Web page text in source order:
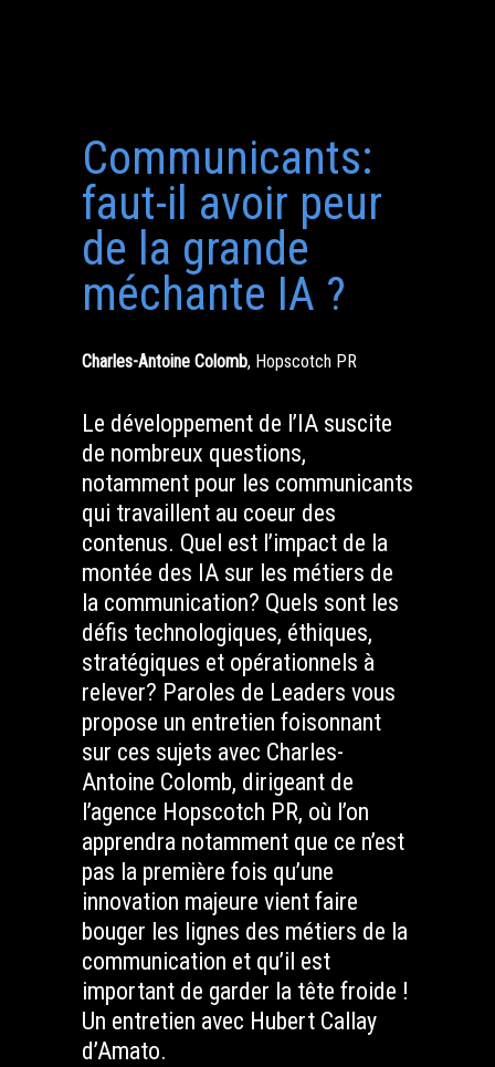
Communicants:
faut-il avoir peur
de la grande
méchante IA ?
Charles-Antoine Colomb, Hopscotch PR
Le développement de l’IA suscite
de nombreux questions,
notamment pour les communicants
qui travaillent au coeur des
contenus. Quel est l’impact de la
montée des IA sur les métiers de
la communication? Quels sont les
défis technologiques, éthiques,
stratégiques et opérationnels à
relever? Paroles de Leaders vous
propose un entretien foisonnant
sur ces sujets avec Charles-
Antoine Colomb, dirigeant de
l’agence Hopscotch PR, où l’on
apprendra notamment que ce n’est
pas la première fois qu’une
innovation majeure vient faire
bouger les lignes des métiers de la
communication et qu’il est
important de garder la tête froide !
Un entretien avec Hubert Callay
d’Amato.